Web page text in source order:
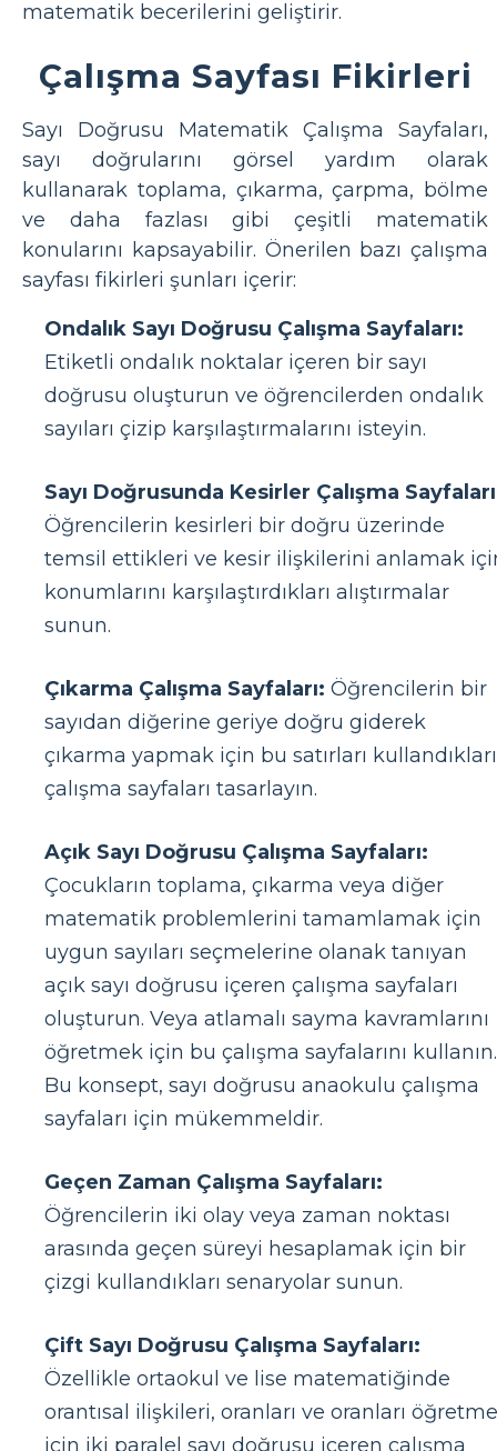
matematik becerilerini geliştirir.
Çalışma Sayfası Fikirleri
Sayı Doğrusu Matematik Çalışma Sayfaları,
sayı doğrularını görsel yardım olarak
kullanarak toplama, çıkarma, çarpma, bölme
ve daha fazlası gibi çeşitli matematik
konularını kapsayabilir. Önerilen bazı çalışma
sayfası fikirleri şunları içerir:
Ondalık Sayı Doğrusu Çalışma Sayfaları:
Etiketli ondalık noktalar içeren bir sayı
doğrusu oluşturun ve öğrencilerden ondalık
sayıları çizip karşılaştırmalarını isteyin.
Sayı Doğrusunda Kesirler Çalışma
Öğrencilerin kesirleri bir doğru üzerinde
temsil ettikleri ve kesir ilişkilerini anlamak
konumlarını karşılaştırdıkları alıştırmalar
sunun.
Çıkarma Çalışma Sayfaları: Öğrencilerin bir
sayıdan diğerine geriye doğru giderek
çıkarma yapmak için bu satırları kullandıkları
çalışma sayfaları tasarlayın.
Açık Sayı Doğrusu Çalışma Sayfaları:
Çocukların toplama, çıkarma veya diğer
matematik problemlerini tamamlamak için
uygun sayıları seçmelerine olanak tanıyan
açık sayı doğrusu içeren çalışma sayfaları
oluşturun. Veya atlamalı sayma kavramlarını
öğretmek için bu çalışma sayfalarını kullanın.
Bu konsept, sayı doğrusu anaokulu çalışma
sayfaları için mükemmeldir.
Geçen Zaman Çalışma Sayfaları:
Öğrencilerin iki olay veya zaman noktası
arasında geçen süreyi hesaplamak için bir
çizgi kullandıkları senaryolar sunun.
Çift Sayı Doğrusu Çalışma Sayfaları:
Özellikle ortaokul ve lise matematiğinde
orantısal ilişkileri, oranları ve oranları
için iki paralel sayı doğrusu içeren çalışma